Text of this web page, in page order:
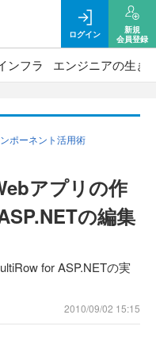
ログイン
新規
会員登録
ンフラ エンジニアの生き
ポーネント活用術
アプリの作
の編集
for ASP.NETの実
2010/09/02 15:15